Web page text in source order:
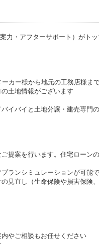
力・アフターサポート）がト
カー様から地元の工務店様まで
土地情報がございます
イバイと土地分譲・建売専門
提案を行います。住宅ローン
ランシミュレーションが可能
見直し（生命保険や損害保険
やご相談もお任せください